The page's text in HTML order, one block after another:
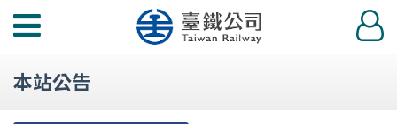
功
選
登
入
本站公告